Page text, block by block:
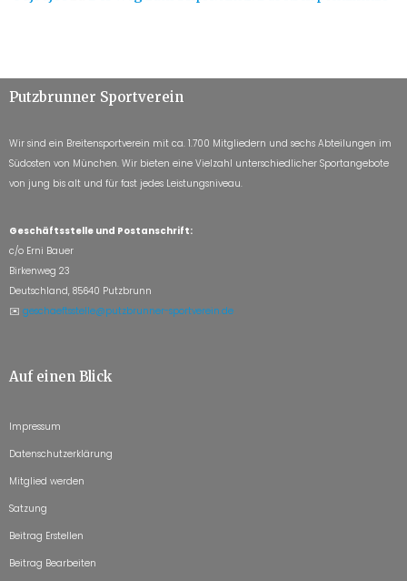
Putzbrunner Sportverein
Wir sind ein Breitensportverein mit ca. 1.700 Mitgliedern und sechs Abteilungen im
Südosten von München. Wir bieten eine Vielzahl unterschiedlicher Sportangebote
von jung bis alt und für fast jedes Leistungsniveau.
Geschäftsstelle und Postanschrift:
c/o Erni Bauer
Birkenweg 23
Deutschland, 85640 Putzbrunn
✉️ geschaeftsstelle@putzbrunner-sportverein.de
Auf einen Blick
Impressum
Datenschutzerklärung
Mitglied werden
Satzung
Beitrag Erstellen
Beitrag Bearbeiten